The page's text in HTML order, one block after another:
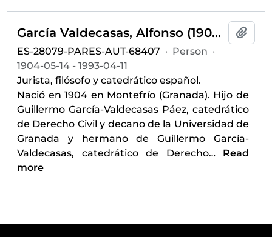
García Valdecasas, Alfonso (1904-1993)
ES-28079-PARES-AUT-68407 · Person ·
1904-05-14 - 1993-04-11
Jurista, filósofo y catedrático español.
Nació en 1904 en Montefrío (Granada). Hijo de
Guillermo García-Valdecasas Páez, catedrático
de Derecho Civil y decano de la Universidad de
Granada y hermano de Guillermo García-
Valdecasas, catedrático de Derecho… Read
more